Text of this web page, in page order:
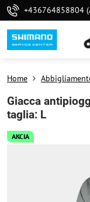
+436764858804
AKCIA
Home
Giacca
taglia: L